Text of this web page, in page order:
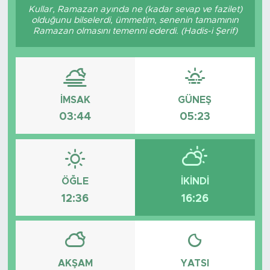
Kullar, Ramazan ayında ne (kadar sevap ve fazilet)
olduğunu bilselerdi, ümmetim, senenin tamamının
Ramazan olmasını temenni ederdi. (Hadis-i Şerif)
İMSAK
03:44
GÜNEŞ
05:23
ÖĞLE
12:36
İKINDI
16:26
AKŞAM YATSI